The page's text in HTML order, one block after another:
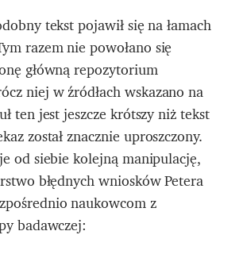
tekst pojawił się na łamach
razem nie powołano się
główną repozytorium
niej w źródłach wskazano na
ten jest jeszcze krótszy niż tekst
został znacznie uproszczony.
od siebie kolejną manipulację,
błędnych wniosków Petera
naukowcom z
badawczej: